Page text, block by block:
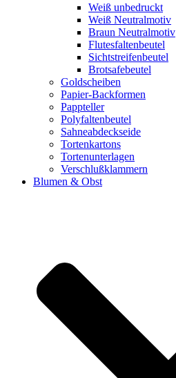
Weiß unbedruckt
Weiß Neutralmotiv
Braun Neutralmotiv
Flutesfaltenbeutel
Sichtstreifenbeutel
Brotsafebeutel
Goldscheiben
Papier-Backformen
Pappteller
Polyfaltenbeutel
Sahneabdeckseide
Tortenkartons
Tortenunterlagen
Verschlußklammern
Blumen & Obst